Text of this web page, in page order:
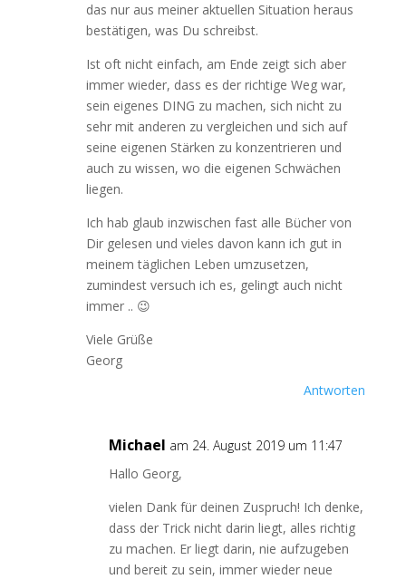
das nur aus meiner aktuellen Situation heraus
bestätigen, was Du schreibst.
Ist oft nicht einfach, am Ende zeigt sich aber
immer wieder, dass es der richtige Weg war,
sein eigenes DING zu machen, sich nicht zu
sehr mit anderen zu vergleichen und sich auf
seine eigenen Stärken zu konzentrieren und
auch zu wissen, wo die eigenen Schwächen
liegen.
Ich hab glaub inzwischen fast alle Bücher von
Dir gelesen und vieles davon kann ich gut in
meinem täglichen Leben umzusetzen,
zumindest versuch ich es, gelingt auch nicht
immer .. 😉
Viele Grüße
Georg
Antworten
Michael am 24. August 2019 um 11:47
Hallo Georg,
vielen Dank für deinen Zuspruch! Ich denke,
dass der Trick nicht darin liegt, alles richtig
zu machen. Er liegt darin, nie aufzugeben
und bereit zu sein, immer wieder neue